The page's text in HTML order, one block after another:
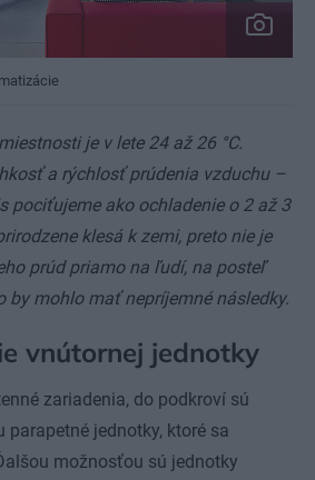
je v lete 24 až 26 °C.
a rýchlosť prúdenia vzduchu –
pociťujeme ako ochladenie o 2 až 3
klesá k zemi, preto nie je
prúd priamo na ľudí, na posteľ
by mohlo mať nepríjemné následky.
vnútornej jednotky
zariadenia, do podkroví sú
jednotky, ktoré sa
možnosťou sú jednotky